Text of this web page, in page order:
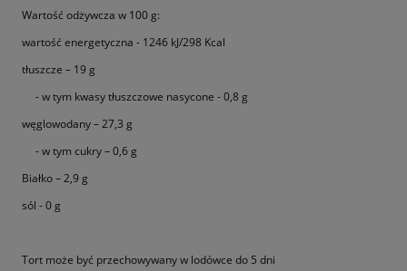
Wartość odżywcza w 100 g:
wartość energetyczna - 1246 kJ/298 Kcal
tłuszcze – 19 g
- w tym kwasy tłuszczowe nasycone - 0,8 g
węglowodany – 27,3 g
- w tym cukry – 0,6 g
Białko – 2,9 g
sól - 0 g
Tort może być przechowywany w lodówce do 5 dni